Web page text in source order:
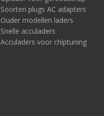
Soorten plugs AC adapters
Ouder modellen laders
Snelle acculaders
Acculaders voor chiptuning